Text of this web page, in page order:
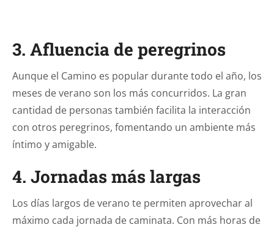
3. Afluencia de peregrinos
Aunque el Camino es popular durante todo el año, los
meses de verano son los más concurridos. La gran
cantidad de personas también facilita la interacción
con otros peregrinos, fomentando un ambiente más
íntimo y amigable.
4. Jornadas más largas
Los días largos de verano te permiten aprovechar al
máximo cada jornada de caminata. Con más horas de